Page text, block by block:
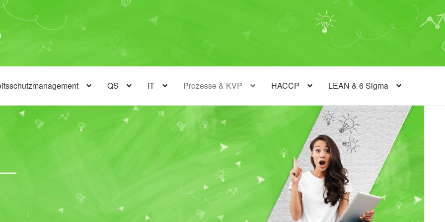
QS IT Prozesse & KVP HACCP LEAN & 6 Sigma